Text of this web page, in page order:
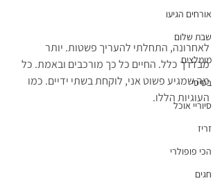
אורחים הגיעו
שבת שלום
מומלצים
בסיסי
סיוריי אוכל
זריז
הכי פופולרי
חגים
לאחרונה, התחלתי להעריך פשטות. יותר
מבדרך כלל. החיים כל כך מורכבים ובאמת. כל
מה שמגיע פשוט אני, לוקחת בשתי ידיים. כמו
העוגיות הללו.